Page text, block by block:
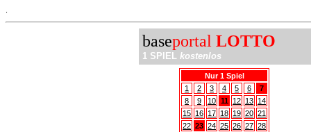
baseportal LOTTO
1 SPIEL kostenlos
Nur 1 Spiel
1
2 3 4 5 6
7
8
9 10 11 12 13 14
15 16 17 18 19 20 21
22 23 24 25 26 27 28